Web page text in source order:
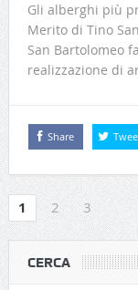
Gli alberghi più
Merito di Tino
San Bartolomeo
realizzazione di
Share
1 2 3
CERCA